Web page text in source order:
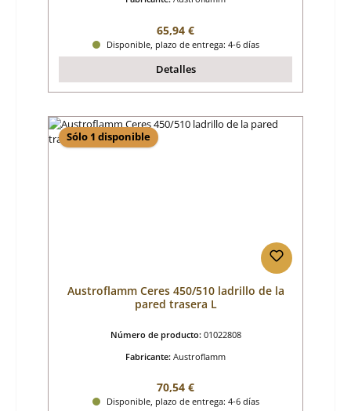
Precio normal:
65,94 €
Disponible, plazo de entrega: 4-6 días
Detalles
Sólo 1 disponible
Austroflamm Ceres 450/510 ladrillo de la
pared trasera L
Número de producto: 01022808
Fabricante: Austroflamm
Precio normal:
70,54 €
Disponible, plazo de entrega: 4-6 días